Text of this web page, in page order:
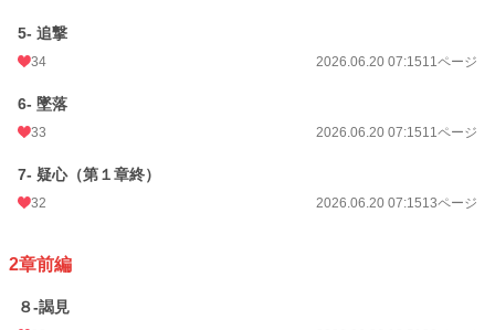
5- 追撃
34 2026.06.20 07:1511ページ
6- 墜落
33 2026.06.20 07:1511ページ
7- 疑心（第１章終）
32 2026.06.20 07:1513ページ
2章前編
８-謁見